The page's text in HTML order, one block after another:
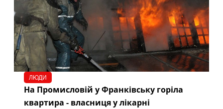
ЛЮДИ
На Промисловій у Франківську горіла
квартира - власниця у лікарні